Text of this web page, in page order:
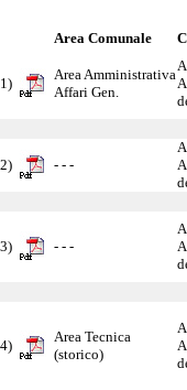
Area Comunale
1)
Area Amministrativa
Affari Gen.
2) - - -
3) - - -
4)
Area Tecnica
(storico)